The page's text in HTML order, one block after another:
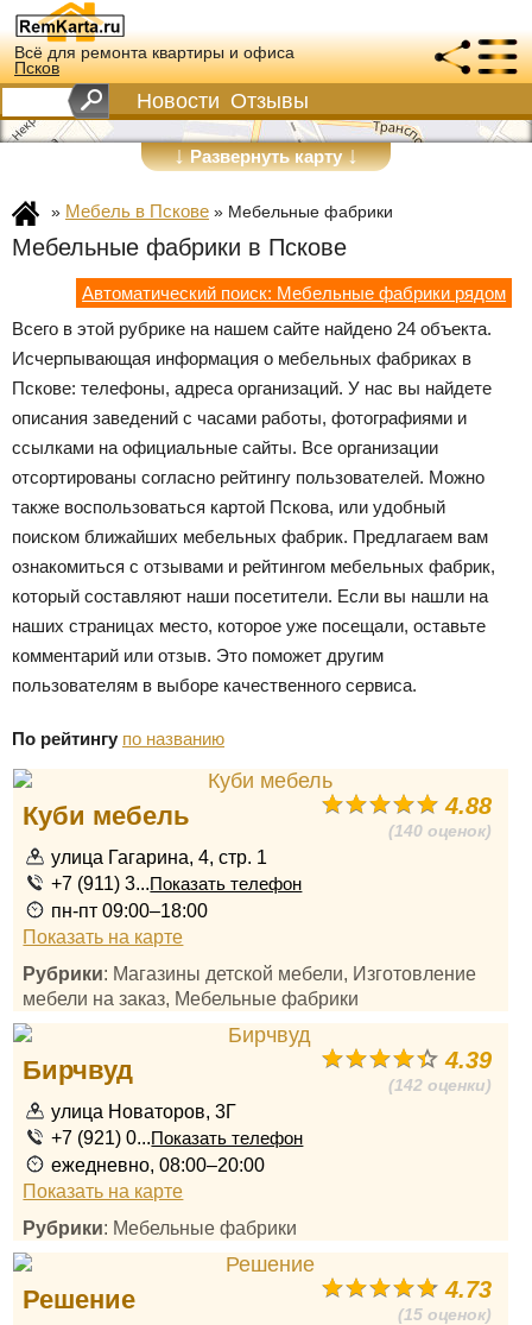
Всё для ремонта квартиры и офиса
Псков
Новости Отзывы
↓Развернуть карту↓
» Мебель в Пскове » Мебельные фабрики
Мебельные фабрики в Пскове
Автоматический поиск: Мебельные фабрики рядом
Всего в этой рубрике на нашем сайте найдено 24 объекта.
Исчерпывающая информация о мебельных фабриках в
Пскове: телефоны, адреса организаций. У нас вы найдете
описания заведений с часами работы, фотографиями и
ссылками на официальные сайты. Все организации
отсортированы согласно рейтингу пользователей. Можно
также воспользоваться картой Пскова, или удобный
поиском ближайших мебельных фабрик. Предлагаем вам
ознакомиться с отзывами и рейтингом мебельных фабрик,
который составляют наши посетители. Если вы нашли на
наших страницах место, которое уже посещали, оставьте
комментарий или отзыв. Это поможет другим
пользователям в выборе качественного сервиса.
По рейтингу по названию
4.88
(140 оценок)
Куби мебель
улица Гагарина, 4, стр. 1
+7 (911) 3...Показать телефон
пн-пт 09:00–18:00
Показать на карте
Рубрики: Магазины детской мебели, Изготовление
мебели на заказ, Мебельные фабрики
4.39
(142 оценки)
Бирчвуд
улица Новаторов, 3Г
+7 (921) 0...Показать телефон
ежедневно, 08:00–20:00
Показать на карте
Рубрики: Мебельные фабрики
4.73
(15 оценок)
Решение